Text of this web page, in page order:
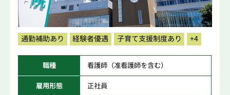
通勤補助あり 経験者優遇 子育て支援制度あり +4
職種 看護師（准看護師を含む）
雇用形態 正社員